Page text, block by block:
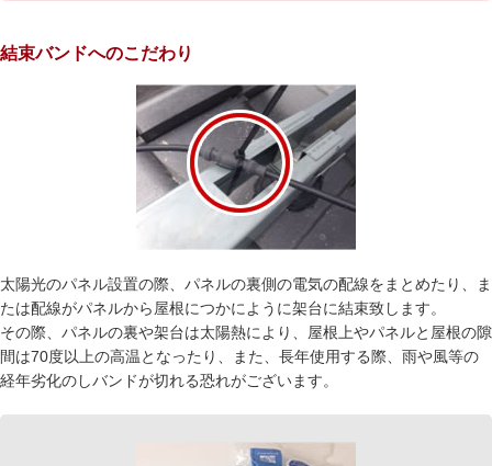
結束バンドへのこだわり
太陽光のパネル設置の際、パネルの裏側の電気の配線をまとめたり、ま
たは配線がパネルから屋根につかにように架台に結束致します。
その際、パネルの裏や架台は太陽熱により、屋根上やパネルと屋根の隙
間は70度以上の高温となったり、また、長年使用する際、雨や風等の
経年劣化のしバンドが切れる恐れがございます。